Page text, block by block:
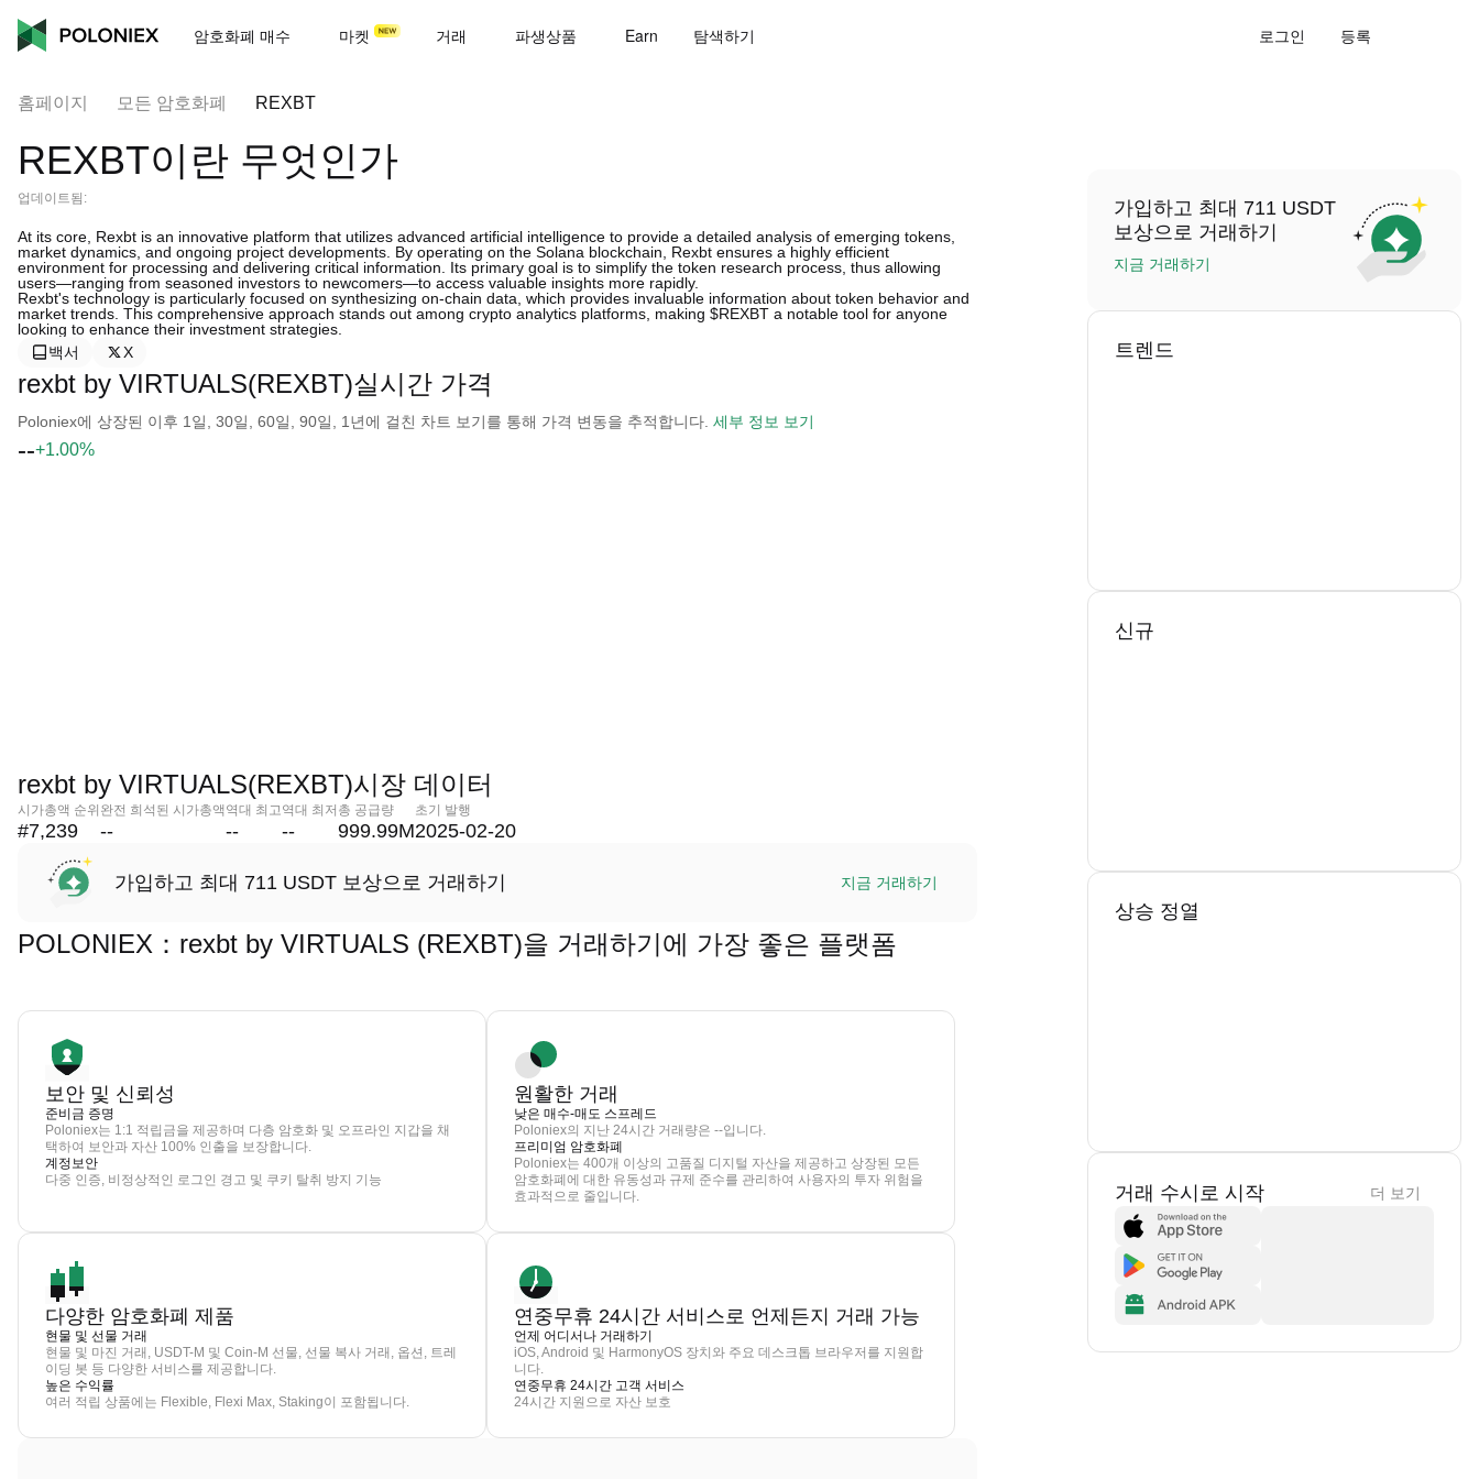
암호화폐 매수 마켓 거래 파생상품 Earn 탐색하기 로그인 등록
홈페이지 모든 암호화폐 REXBT
REXBT이란 무엇인가
업데이트됨:
At its core, Rexbt is an innovative platform that utilizes advanced artificial intelligence to provide a detailed analysis of emerging tokens,
market dynamics, and ongoing project developments. By operating on the Solana blockchain, Rexbt ensures a highly efficient
environment for processing and delivering critical information. Its primary goal is to simplify the token research process, thus allowing
users—ranging from seasoned investors to newcomers—to access valuable insights more rapidly.
Rexbt's technology is particularly focused on synthesizing on-chain data, which provides invaluable information about token behavior and
market trends. This comprehensive approach stands out among crypto analytics platforms, making $REXBT a notable tool for anyone
looking to enhance their investment strategies.
백서
X
rexbt by VIRTUALS(REXBT)실시간 가격
Poloniex에 상장된 이후 1일, 30일, 60일, 90일, 1년에 걸친 차트 보기를 통해 가격 변동을 추적합니다. 세부 정보 보기
--+1.00%
rexbt by VIRTUALS(REXBT)시장 데이터
시가총액 순위
#7,239
완전 희석된 시가총액
--
역대 최고
--
역대 최저
--
총 공급량
999.99M
초기 발행
2025-02-20
가입하고 최대 711 USDT 보상으로 거래하기 지금 거래하기
POLONIEX：rexbt by VIRTUALS (REXBT)을 거래하기에 가장 좋은 플랫폼
보안 및 신뢰성
준비금 증명
Poloniex는 1:1 적립금을 제공하며 다층 암호화 및 오프라인 지갑을 채
택하여 보안과 자산 100% 인출을 보장합니다.
계정보안
다중 인증, 비정상적인 로그인 경고 및 쿠키 탈취 방지 기능
원활한 거래
낮은 매수-매도 스프레드
Poloniex의 지난 24시간 거래량은 --입니다.
프리미엄 암호화폐
Poloniex는 400개 이상의 고품질 디지털 자산을 제공하고 상장된 모든
암호화폐에 대한 유동성과 규제 준수를 관리하여 사용자의 투자 위험을
효과적으로 줄입니다.
다양한 암호화폐 제품
현물 및 선물 거래
현물 및 마진 거래, USDT-M 및 Coin-M 선물, 선물 복사 거래, 옵션, 트레
이딩 봇 등 다양한 서비스를 제공합니다.
높은 수익률
여러 적립 상품에는 Flexible, Flexi Max, Staking이 포함됩니다.
연중무휴 24시간 서비스로 언제든지 거래 가능
언제 어디서나 거래하기
iOS, Android 및 HarmonyOS 장치와 주요 데스크톱 브라우저를 지원합
니다.
연중무휴 24시간 고객 서비스
24시간 지원으로 자산 보호
가입하고 최대 711 USDT
보상으로 거래하기
지금 거래하기
트렌드
신규
상승 정열
거래 수시로 시작 더 보기